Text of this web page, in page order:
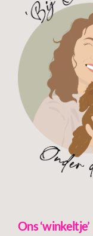
Ons ‘winkeltje’